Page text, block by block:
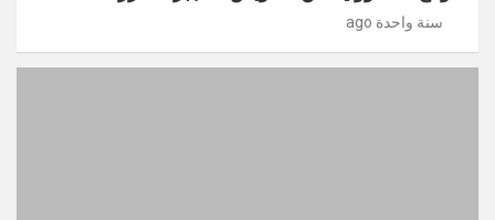
سنة واحدة ago